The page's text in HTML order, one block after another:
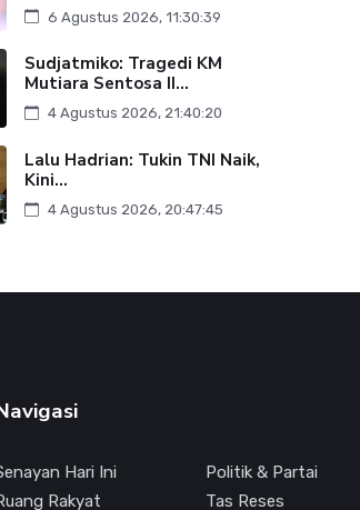
6 Agustus 2026, 11:30:39
Sudjatmiko: Tragedi KM
Mutiara Sentosa II...
4 Agustus 2026, 21:40:20
Lalu Hadrian: Tukin TNI Naik,
Kini...
4 Agustus 2026, 20:47:45
Hari Ini
Politik & Partai
Rakyat
Tas Reses